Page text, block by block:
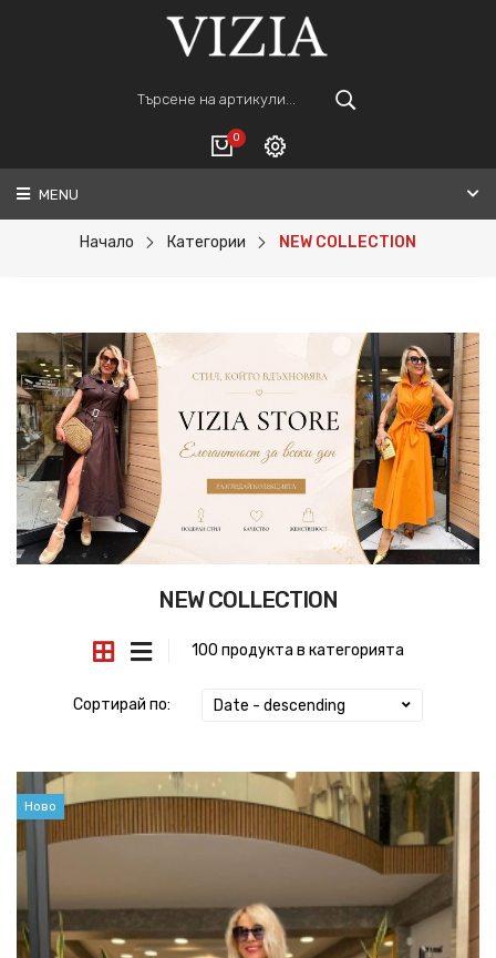
0
ВАШАТА КОЛИЧКА Е ПРАЗНА.
Регистрация
MENU
Начало Категории NEW COLLECTION
NEW COLLECTION
100 продукта в категорията
Сортирай по: Date - descending
Ново